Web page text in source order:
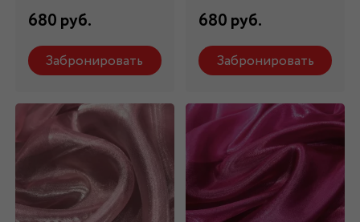
680 руб.
Забронировать
680 руб.
Забронировать